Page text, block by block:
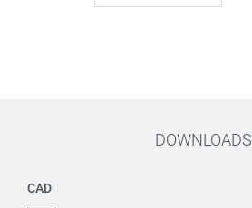
DOWNLOADS
CAD